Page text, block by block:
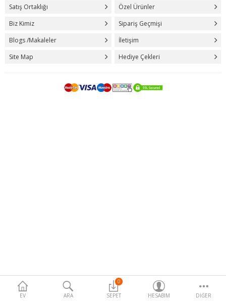
Oda Spreyi
Aromaterapi Mumlar
İletişim Bilgileri
EV ARA
0
SEPET
HESABIM DIĞER
Satış Ortaklığı
Özel Ürünler
Biz Kimiz
Sipariş Geçmişi
Blogs /Makaleler
İletişim
Site Map
Hediye Çekleri